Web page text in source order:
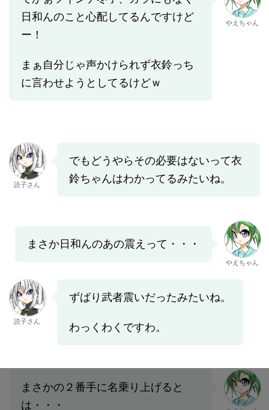
日和んのこと心配してるんですけど
ー！
まぁ自分じゃ声かけられず衣鈴っち
に言わせようとしてるけどｗ
やえちゃん
読子さん
でもどうやらその必要はないって衣
鈴ちゃんはわかってるみたいね。
まさか日和んのあの震えって・・・
やえちゃん
読子さん
ずばり武者震いだったみたいね。
わっくわくですわ。
まさかの２番手に名乗り上げると
は・・・